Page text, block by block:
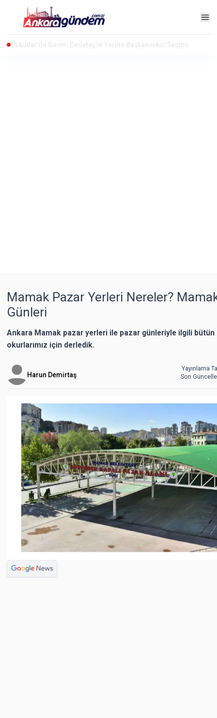
Mamak Pazar Yerleri Nereler?
Günleri
Ankara Mamak pazar yerleri ile pazar günleriyle ilgili bütün
okurlarımız için derledik.
Harun Demirtaş
Yayınlama
Son